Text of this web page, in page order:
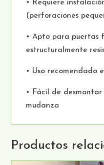
• Requiere
(perforaciones
• Apto para puertas
estructuralmente
• Uso recomendado
• Fácil de
mudanza
Productos